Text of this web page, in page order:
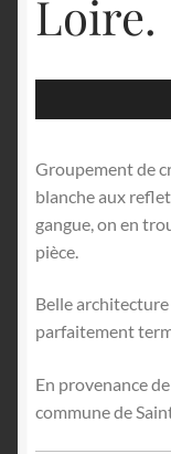
Loire.
Groupement de
blanche aux
gangue, on en
pièce.
Belle
parfaitement
En provenance
commune de